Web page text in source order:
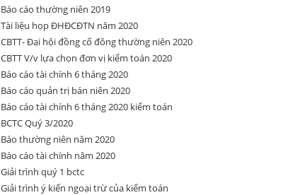
Báo cáo thường niên 2019
Tài liệu họp ĐHĐCĐTN năm 2020
CBTT- Đại hội đồng cổ đông thường niên 2020
CBTT V/v lựa chọn đơn vị kiểm toán 2020
Báo cáo tài chính 6 tháng 2020
Báo cáo quản trị bán niên 2020
Báo cáo tài chính 6 tháng 2020 kiểm toán
BCTC Quý 3/2020
Báo thường niên năm 2020
Báo cáo tài chính năm 2020
Giải trình quý 1 bctc
Giải trình ý kiến ngoại trừ của kiểm toán